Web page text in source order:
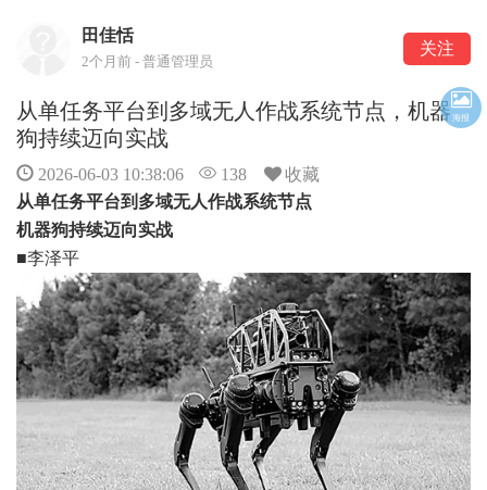
田佳恬
2个月前 - 普通管理员
关注
从单任务平台到多域无人作战系统节点，机器
狗持续迈向实战
2026-06-03 10:38:06 138
收藏
从单任务平台到多域无人作战系统节点
机器狗持续迈向实战
■李泽平
海报